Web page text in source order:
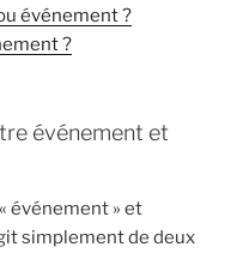
événement ?
?
événement et
événement » et
simplement de deux